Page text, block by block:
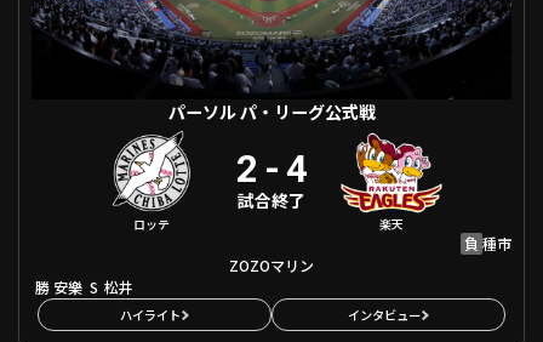
動画を検索（選手・チーム・プレー内容…）
パーソル パ・リーグ公式戦
ロッテ
2 -4
試合終了
楽天
負 種市
ZOZOマリン
勝 安樂 S 松井
ハイライト インタビュー